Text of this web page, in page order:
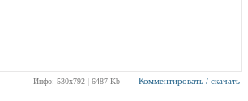
Инфо: 530х792 | 6487 Kb Комментировать / скачать